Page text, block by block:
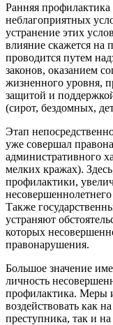
Ранняя профилактика
неблагоприятных
устранение этих
влияние скажется на
проводится путем
законов, оказанием
жизненного уровня,
защитой и
(сирот, бездомных,
Этап
уже совершал
административного
мелких кражах).
профилактики,
Также
устраняют
которых
правонарушения.
Большое значение
личность
профилактика. Меры
воздействовать как
преступника, так и